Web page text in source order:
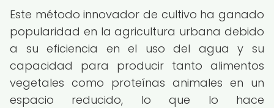
Este método innovador de cultivo ha ganado
popularidad en la agricultura urbana debido
a su eficiencia en el uso del agua y su
capacidad para producir tanto alimentos
vegetales como proteínas animales en un
espacio reducido, lo que lo hace